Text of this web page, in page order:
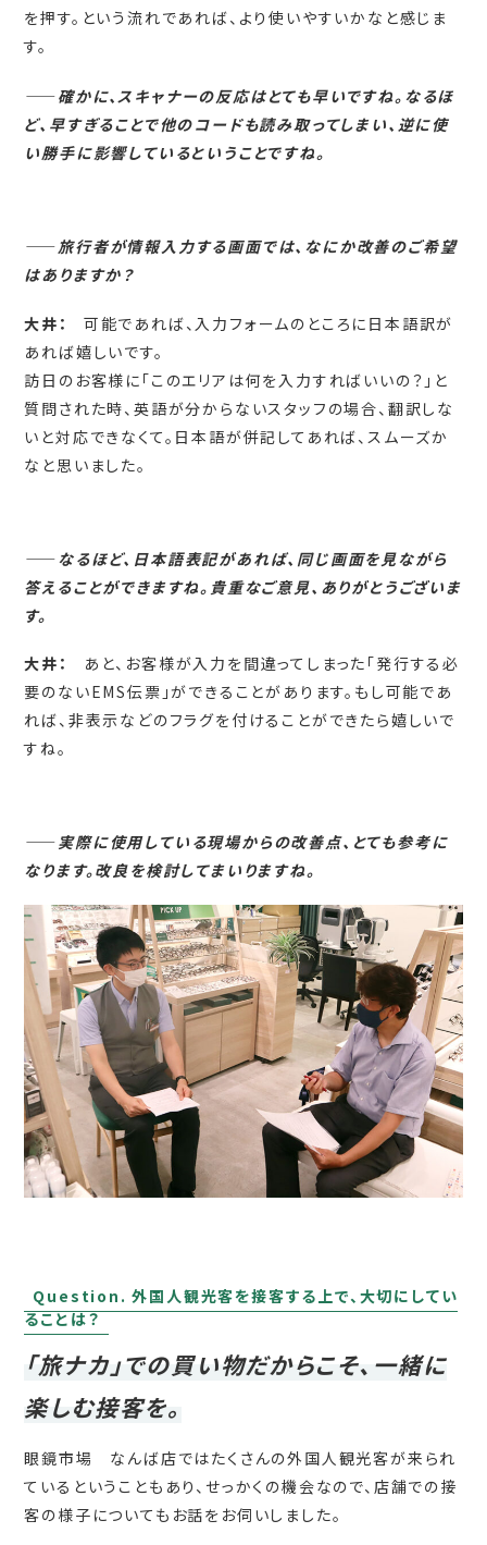
を押す。という流れであれば、より使いやすいかなと感じま
す。
――確かに、スキャナーの反応はとても早いですね。なるほ
ど、早すぎることで他のコードも読み取ってしまい、逆に使
い勝手に影響しているということですね。
――旅行者が情報入力する画面では、なにか改善のご希望
はありますか？
大井：
可能であれば、入力フォームのところに日本語訳が
あれば嬉しいです。
訪日のお客様に「このエリアは何を入力すればいいの？」と
質問された時、英語が分からないスタッフの場合、翻訳しな
いと対応できなくて。日本語が併記してあれば、スムーズか
なと思いました。
――なるほど、日本語表記があれば、同じ画面を見ながら
答えることができますね。貴重なご意見、ありがとうございま
す。
大井：
あと、お客様が入力を間違ってしまった「発行する必
要のないEMS伝票」ができることがあります。もし可能であ
れば、非表示などのフラグを付けることができたら嬉しいで
すね。
――実際に使用している現場からの改善点、とても参考に
なります。改良を検討してまいりますね。
Question. 外国人観光客を接客する上で、大切にしてい
ることは？
「旅ナカ」での買い物だからこそ、一緒に
楽しむ接客を。
眼鏡市場 なんば店ではたくさんの外国人観光客が来られ
ているということもあり、せっかくの機会なので、店舗での接
客の様子についてもお話をお伺いしました。